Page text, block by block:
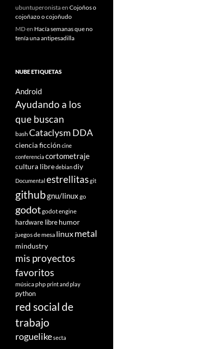
ubuntuperonistaen Cojoños o
cojoñazo o cojoñudo
MDen Hacía semanas que no
tenía una antipesadilla
NUBE ETIQUETAS
Android
Ayudando a los
que buscan
bash Cataclysm DDA
ciencia ficción cine
conferencia cortometraje
cultura libredebiandiy
Documental estrellitasgit
githubgnu/linux go
godotgodot engine
hardware librehumor
juegos de mesa linuxmetal
mindustry
mis proyectos
favoritos
músicaphpprint and play
python
red social de
trabajo
roguelikesecta